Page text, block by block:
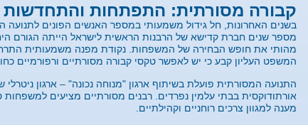
קבורה מסורתית: התפתחות והתחדשות
בשנים האחרונות, חל גידול משמעותי במספר האנשים הפונים לתנועה
מספר שנים חברת קדישא של הרבנות הראשית לישראל הייתה הגורם
המשפט העליון קבע כי יש לאפשר טקסי קבורה מסורתיים ורפורמיים
התנועה המסורתית פועלת בשיתוף ארגון "מנוחה נכונה" – ארגון
אורתודוקסית בבתי עלמין נפרדים. רבנים מסורתיים מציעים למשפחות
מענה למגוון צרכים רוחניים וקהילתיים.